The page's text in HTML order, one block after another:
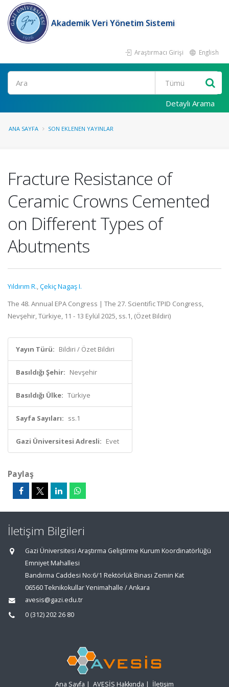
Akademik Veri Yönetim Sistemi
Araştırmacı Girişi English
Ara
Detaylı Arama
ANA SAYFA SON EKLENEN YAYINLAR
Fracture Resistance of
Ceramic Crowns Cemented
on Different Types of
Abutments
Yıldırım R.,Çekiç Nagaş I.
The 48. Annual EPA Congress | The 27. Scientific TPID Congress,
Nevşehir, Türkiye, 11 - 13 Eylül 2025, ss.1, (Özet Bildiri)
Yayın Türü: Bildiri / Özet Bildiri
Basıldığı Şehir: Nevşehir
Basıldığı Ülke: Türkiye
Sayfa Sayıları: ss.1
Gazi Üniversitesi Adresli: Evet
Paylaş
İletişim Bilgileri
Gazi Üniversitesi Araştırma Geliştirme Kurum Koordinatörlüğü
Emniyet Mahallesi
Bandırma Caddesi No:6/1 Rektörlük Binası Zemin Kat
06560 Teknikokullar Yenimahalle / Ankara
avesis@gazi.edu.tr
0 (312) 202 26 80
Ana Sayfa | AVESİS Hakkında | İletişim